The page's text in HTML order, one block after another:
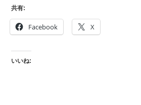
共有:
Facebook X
いいね: